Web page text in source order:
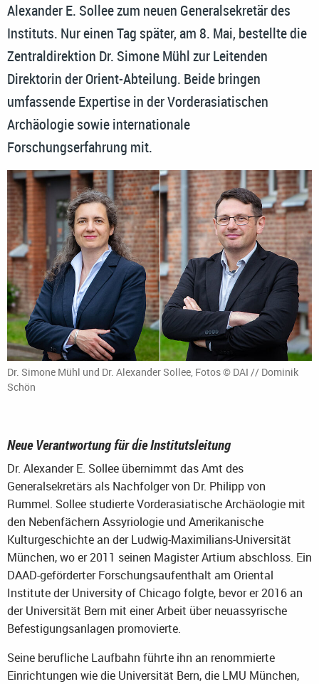
Alexander E. Sollee zum neuen Generalsekretär des
Instituts. Nur einen Tag später, am 8. Mai, bestellte die
Zentraldirektion Dr. Simone Mühl zur Leitenden
Direktorin der Orient-Abteilung. Beide bringen
umfassende Expertise in der Vorderasiatischen
Archäologie sowie internationale
Forschungserfahrung mit.
Dr. Simone Mühl und Dr. Alexander Sollee, Fotos © DAI // Dominik
Schön
Neue Verantwortung für die Institutsleitung
Dr. Alexander E. Sollee übernimmt das Amt des
Generalsekretärs als Nachfolger von Dr. Philipp von
Rummel. Sollee studierte Vorderasiatische Archäologie mit
den Nebenfächern Assyriologie und Amerikanische
Kulturgeschichte an der Ludwig-Maximilians-Universität
München, wo er 2011 seinen Magister Artium abschloss. Ein
DAAD-geförderter Forschungsaufenthalt am Oriental
Institute der University of Chicago folgte, bevor er 2016 an
der Universität Bern mit einer Arbeit über neuassyrische
Befestigungsanlagen promovierte.
Seine berufliche Laufbahn führte ihn an renommierte
Einrichtungen wie die Universität Bern, die LMU München,